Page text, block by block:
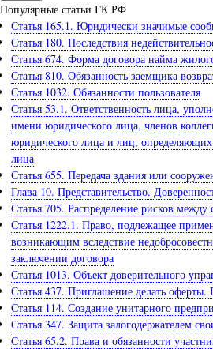
Популярные статьи ГК РФ
Статья 165.1. Юридически значимые
Статья 180. Последствия
Статья 674. Форма договора найма
Статья 810. Обязанность заемщика
Статья 1032. Обязанности пользователя
Статья 53.1. Ответственность лица,
имени юридического лица, членов
юридического лица и лиц,
лица
Статья 655. Передача здания или
Глава 10. Представительство.
Статья 705. Распределение рисков между
Статья 1222.1. Право, подлежащее
возникающим вследствие
заключении договора
Статья 1013. Объект доверительного
Статья 437. Приглашение делать оферты.
Статья 114. Создание унитарного
Статья 347. Защита залогодержателем
Статья 65.2. Права и обязанности